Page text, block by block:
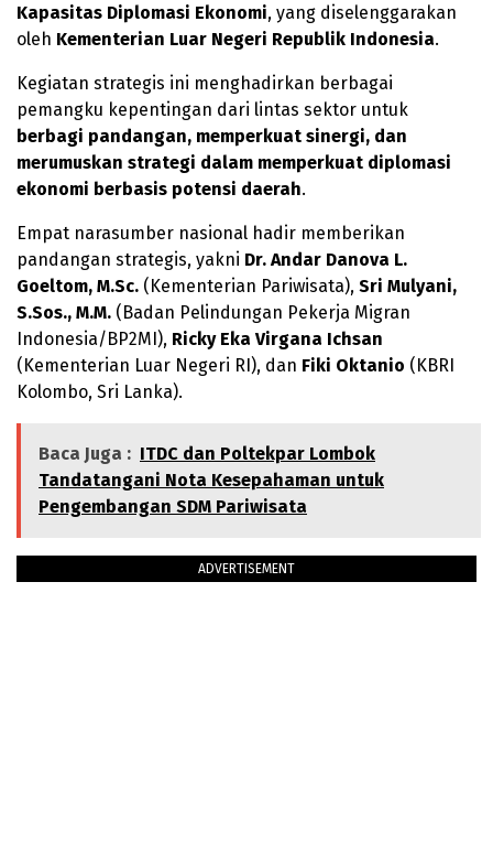
Kapasitas Diplomasi Ekonomi, yang diselenggarakan
oleh Kementerian Luar Negeri Republik Indonesia.
Kegiatan strategis ini menghadirkan berbagai
pemangku kepentingan dari lintas sektor untuk
berbagi pandangan, memperkuat sinergi, dan
merumuskan strategi dalam memperkuat diplomasi
ekonomi berbasis potensi daerah.
Empat narasumber nasional hadir memberikan
pandangan strategis, yakni Dr. Andar Danova L.
Goeltom, M.Sc. (Kementerian Pariwisata), Sri Mulyani,
S.Sos., M.M. (Badan Pelindungan Pekerja Migran
Indonesia/BP2MI), Ricky Eka Virgana Ichsan
(Kementerian Luar Negeri RI), dan Fiki Oktanio (KBRI
Kolombo, Sri Lanka).
Baca Juga : ITDC dan Poltekpar Lombok
Tandatangani Nota Kesepahaman untuk
Pengembangan SDM Pariwisata
ADVERTISEMENT